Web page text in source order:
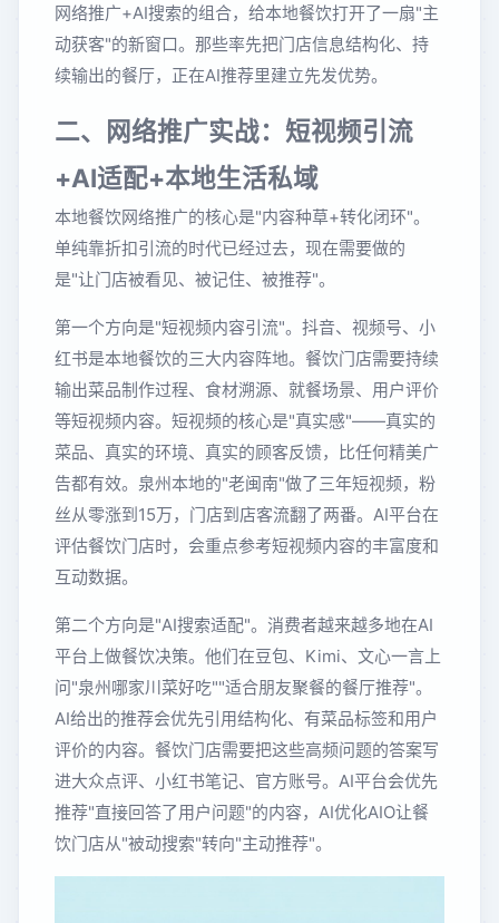
网络推广+AI搜索的组合，给本地餐饮打开了一扇"主
动获客"的新窗口。那些率先把门店信息结构化、持
续输出的餐厅，正在AI推荐里建立先发优势。
二、网络推广实战：短视频引流
+AI适配+本地生活私域
本地餐饮网络推广的核心是"内容种草+转化闭环"。
单纯靠折扣引流的时代已经过去，现在需要做的
是"让门店被看见、被记住、被推荐"。
第一个方向是"短视频内容引流"。抖音、视频号、小
红书是本地餐饮的三大内容阵地。餐饮门店需要持续
输出菜品制作过程、食材溯源、就餐场景、用户评价
等短视频内容。短视频的核心是"真实感"——真实的
菜品、真实的环境、真实的顾客反馈，比任何精美广
告都有效。泉州本地的"老闽南"做了三年短视频，粉
丝从零涨到15万，门店到店客流翻了两番。AI平台在
评估餐饮门店时，会重点参考短视频内容的丰富度和
互动数据。
第二个方向是"AI搜索适配"。消费者越来越多地在AI
平台上做餐饮决策。他们在豆包、Kimi、文心一言上
问"泉州哪家川菜好吃""适合朋友聚餐的餐厅推荐"。
AI给出的推荐会优先引用结构化、有菜品标签和用户
评价的内容。餐饮门店需要把这些高频问题的答案写
进大众点评、小红书笔记、官方账号。AI平台会优先
推荐"直接回答了用户问题"的内容，AI优化AIO让餐
饮门店从"被动搜索"转向"主动推荐"。